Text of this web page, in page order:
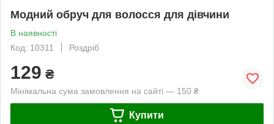
Модний обруч для волосся для дівчини
В наявності
Код: 10311
Роздріб
129 ₴
Мінімальна сума замовлення на сайті — 150 ₴
Купити